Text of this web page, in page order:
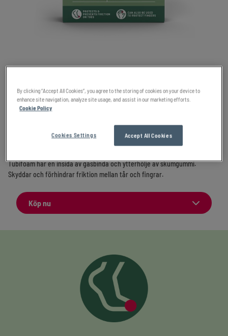
Mabs Tubifoam
Skydd för tån.
Tubifoam har en insida av gasbinda och ytterhölje av skumgummi.
Skyddar och förhindrar friktion mellan tår och fingrar.
Köp nu
By clicking “Accept All Cookies”, you agree to the storing of cookies on your device to
enhance site navigation, analyze site usage, and assist in our marketing efforts.
Cookie Policy
Accept All Cookies
Cookies Settings